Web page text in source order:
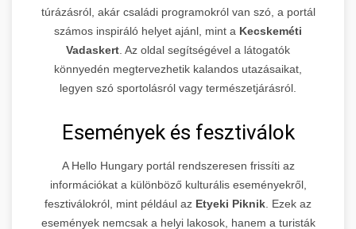
túrázásról, akár családi programokról van szó, a portál
számos inspiráló helyet ajánl, mint a Kecskeméti
Vadaskert . Az oldal segítségével a látogatók
könnyedén megtervezhetik kalandos utazásaikat,
legyen szó sportolásról vagy természetjárásról.
Események és fesztiválok
A Hello Hungary portál rendszeresen frissíti az
információkat a különböző kulturális eseményekről,
fesztiválokról, mint például az Etyeki Piknik . Ezek az
események nemcsak a helyi lakosok, hanem a turisták